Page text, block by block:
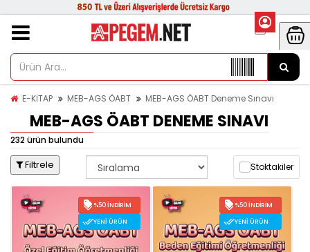
E-KİTAP MEB-AGS ÖABT MEB-AGS ÖABT Deneme Sınavı
MEB-AGS ÖABT DENEME SINAVI
232 ürün bulundu
Filtrele Stoktakiler
%50 İNDIRIM
YENI ÜRÜN
%50 İNDIRIM
YENI ÜRÜN